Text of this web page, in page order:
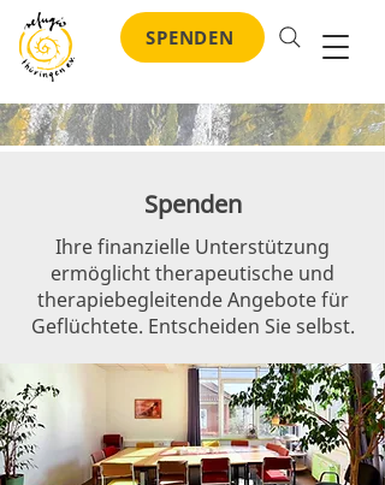
SPENDEN
Spenden
Ihre finanzielle Unterstützung
ermöglicht therapeutische und
therapiebegleitende Angebote für
Geflüchtete. Entscheiden Sie selbst.